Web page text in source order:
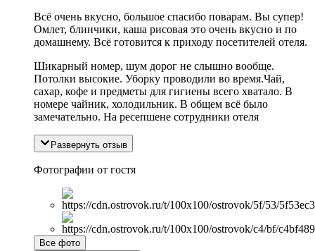
Всё очень вкусно, большое спасибо поварам. Вы супер!
Омлет, блинчики, каша рисовая это очень вкусно и по
домашнему. Всё готовится к приходу посетителей отеля.
Шикарный номер, шум дорог не слышно вообще.
Потолки высокие. Уборку проводили во время.Чай,
сахар, кофе и предметы для гигиены всего хватало. В
номере чайник, холодильник. В общем всё было
замечательно. На ресепшене сотрудники отеля
Развернуть отзыв
Фотографии от гостя
Все фото